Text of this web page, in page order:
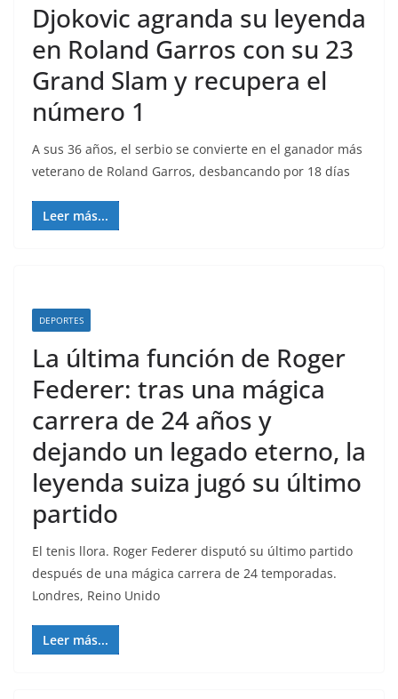
Djokovic agranda su leyenda
en Roland Garros con su 23
Grand Slam y recupera el
número 1
A sus 36 años, el serbio se convierte en el ganador más
veterano de Roland Garros, desbancando por 18 días
Leer más...
DEPORTES
La última función de Roger
Federer: tras una mágica
carrera de 24 años y
dejando un legado eterno, la
leyenda suiza jugó su último
partido
El tenis llora. Roger Federer disputó su último partido
después de una mágica carrera de 24 temporadas.
Londres, Reino Unido
Leer más...